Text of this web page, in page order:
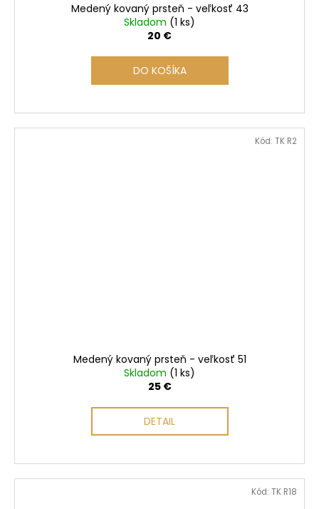
Medený kovaný prsteň - veľkosť 43
Skladom (1 ks)
20 €
DO KOŠÍKA
Medený kovaný prsteň - veľkosť 51
Skladom (1 ks)
25 €
DETAIL
Kód: TK R2
Kód: TK R18